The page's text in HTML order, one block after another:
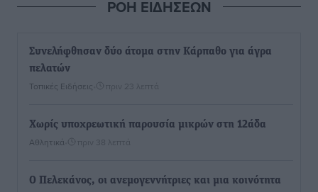
ΡΟΗ ΕΙΔΗΣΕΩΝ
Συνελήφθησαν δύο άτομα στην Κάρπαθο για άγρα
πελατών
Τοπικές Ειδήσεις πριν 23 λεπτά
Χωρίς υποχρεωτική παρουσία μικρών στη 12άδα
Αθλητικά πριν 38 λεπτά
Ο Πελεκάνος, οι ανεμογεννήτριες και μια κοινότητα